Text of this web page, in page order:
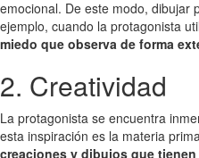
emocional. De este modo, dibujar
ejemplo, cuando la protagonista
miedo que observa de forma
2. Creatividad
La protagonista se encuentra
esta inspiración es la materia
creaciones y dibujos que